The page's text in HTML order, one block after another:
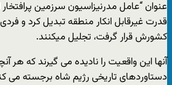
عنوان “عامل مدرنیزاسیون سرزمین پرافتخار
قدرت غیرقابل انکار منطقه تبدیل کرد و
کشورش قرار گرفت، تجلیل میکنند.
آنها این واقعیت را نادیده می گیرند که هر
دستاوردهای تاریخی رژیم شاه برجسته می